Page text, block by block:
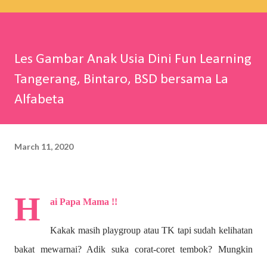
Les Gambar Anak Usia Dini Fun Learning
Tangerang, Bintaro, BSD bersama La
Alfabeta
March 11, 2020
H ai Papa Mama !!
Kakak masih playgroup atau TK tapi sudah kelihatan
bakat mewarnai? Adik suka corat-coret tembok? Mungkin